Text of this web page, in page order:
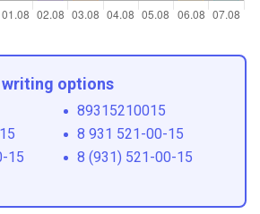
writing options
89315210015
8 931 521-00-15
15
8 (931) 521-00-15